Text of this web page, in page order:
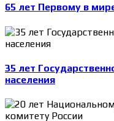
65 лет Первому в
35 лет
населения